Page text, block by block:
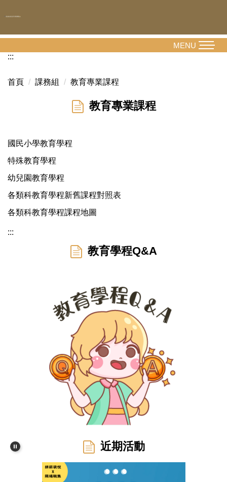
到
內
區
MENU
:::
首頁 課務組 教育專業課程
教育專業課程
國民小學教育學程
特殊教育學程
幼兒園教育學程
各類科教育學程新舊課程對照表
各類科教育學程課程地圖
:::
教育學程Q&A
近期活動